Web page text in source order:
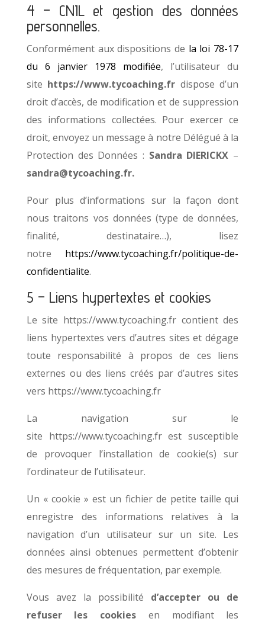
4 – CNIL et gestion des données
personnelles.
Conformément aux dispositions de la loi 78-17
du 6 janvier 1978 modifiée, l’utilisateur du
site https://www.tycoaching.fr dispose d’un
droit d’accès, de modification et de suppression
des informations collectées. Pour exercer ce
droit, envoyez un message à notre Délégué à la
Protection des Données : Sandra DIERICKX –
sandra@tycoaching.fr.
Pour plus d’informations sur la façon dont
nous traitons vos données (type de données,
finalité, destinataire…), lisez
notre https://www.tycoaching.fr/politique-de-
confidentialite.
5 – Liens hypertextes et cookies
Le site https://www.tycoaching.fr contient des
liens hypertextes vers d’autres sites et dégage
toute responsabilité à propos de ces liens
externes ou des liens créés par d’autres sites
vers https://www.tycoaching.fr
La navigation sur le
site https://www.tycoaching.fr est susceptible
de provoquer l’installation de cookie(s) sur
l’ordinateur de l’utilisateur.
Un « cookie » est un fichier de petite taille qui
enregistre des informations relatives à la
navigation d’un utilisateur sur un site. Les
données ainsi obtenues permettent d’obtenir
des mesures de fréquentation, par exemple.
Vous avez la possibilité
d’accepter ou de
refuser les cookies
en modifiant les